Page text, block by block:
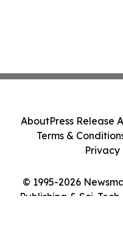
© 1995-2026
Publishing & Sci-
AboutPress Release
Terms &
Privacy